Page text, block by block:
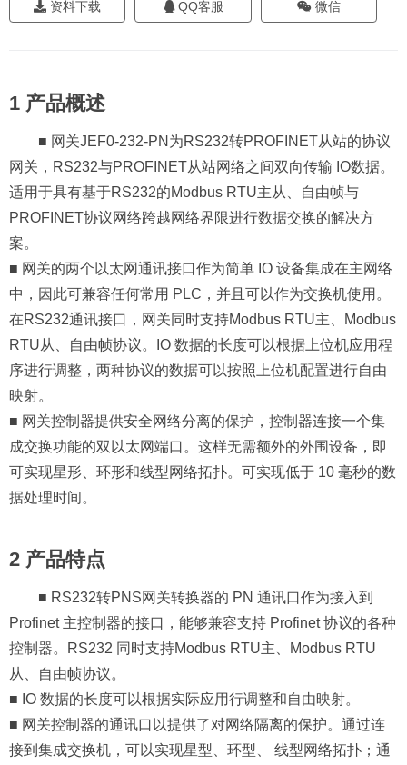
资料下载 QQ客服 微信
1 产品概述
■ 网关JEF0-232-PN为RS232转PROFINET从站的协议
网关，RS232与PROFINET从站网络之间双向传输 IO数据。
适用于具有基于RS232的Modbus RTU主从、自由帧与
PROFINET协议网络跨越网络界限进行数据交换的解决方
案。
■ 网关的两个以太网通讯接口作为简单 IO 设备集成在主网络
中，因此可兼容任何常用 PLC，并且可以作为交换机使用。
在RS232通讯接口，网关同时支持Modbus RTU主、Modbus
RTU从、自由帧协议。IO 数据的长度可以根据上位机应用程
序进行调整，两种协议的数据可以按照上位机配置进行自由
映射。
■ 网关控制器提供安全网络分离的保护，控制器连接一个集
成交换功能的双以太网端口。这样无需额外的外围设备，即
可实现星形、环形和线型网络拓扑。可实现低于 10 毫秒的数
据处理时间。
2 产品特点
■ RS232转PNS网关转换器的 PN 通讯口作为接入到
Profinet 主控制器的接口，能够兼容支持 Profinet 协议的各种
控制器。RS232 同时支持Modbus RTU主、Modbus RTU
从、自由帧协议。
■ IO 数据的长度可以根据实际应用行调整和自由映射。
■ 网关控制器的通讯口以提供了对网络隔离的保护。通过连
接到集成交换机，可以实现星型、环型、 线型网络拓扑；通